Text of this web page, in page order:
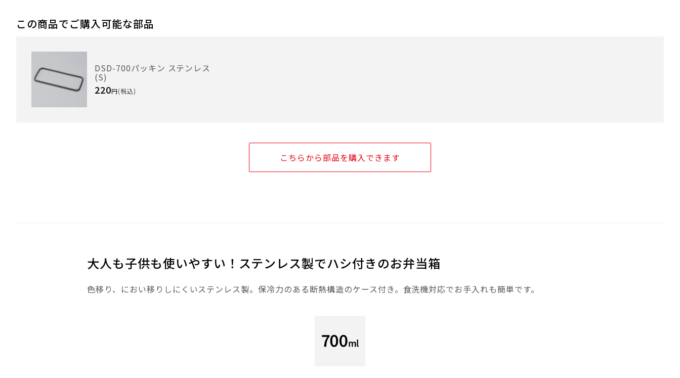
この商品でご購入可能な部品
DSD-700パッキン ステンレス
(S)
220円(税込)
こちらから部品を購入できます
大人も子供も使いやすい！ステンレス製でハシ付きのお弁当箱
色移り、におい移りしにくいステンレス製。保冷力のある断熱構造のケース付き。食洗機対応でお手入れも簡単です。